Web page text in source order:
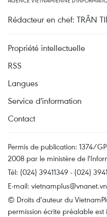
Rédacteur en chef: TRÂN
Propriété intellectuelle
RSS
Langues
Service d'information
Contact
Permis de publication: 1374/
2008 par le ministère de
Tél: (024) 39411349 - (024)
E-mail: vietnamplus@vnanet.vn
© Droits d'auteur du
permission écrite préalable est